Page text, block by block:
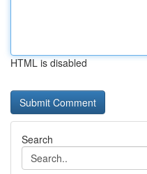
HTML is disabled
Search